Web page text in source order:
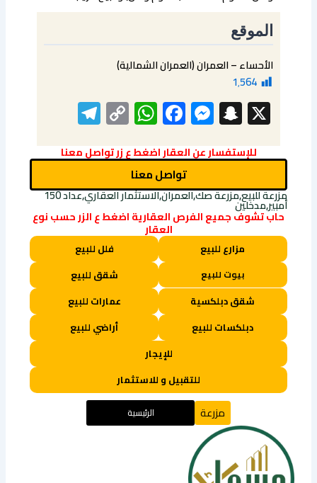
الموقع
الأحساء – العمران (العمران الشمالية)
1٬564
X
Snapchat
Messenger
Facebook
WhatsApp
Copy
Link
للإستفسار عن العقار اضغط ع زر تواصل معنا
تواصل معنا
مزرعة للبيع,مزرعة صك,العمران,الاستثمار العقاري,عداد 150
أمبير,مدخلين
حاب تشوف جميع الفرص العقارية اضغط ع الزر حسب نوع
العقار
مزارع للبيع فلل للبيع
بيوت للبيع
شقق للبيع
شقق دبلكسية
عمارات للبيع
دبلكسات للبيع
أراضي للبيع
للإيجار
للتقبيل و للاستثمار
مزرعة الرئيسية